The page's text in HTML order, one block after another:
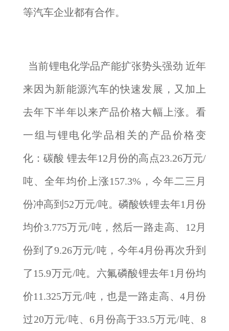
等汽车企业都有合作。
当前锂电化学品产能扩张势头强劲 近年
来因为新能源汽车的快速发展，又加上
去年下半年以来产品价格大幅上涨。看
一组与锂电化学品相关的产品价格变
化：碳酸 锂去年12月份的高点23.26万元/
吨、全年均价上涨157.3%，今年二三月
份冲高到52万元/吨。磷酸铁锂去年1月份
均价3.775万元/吨，然后一路走高、12月
份到了9.26万元/吨，今年4月份再次升到
了15.9万元/吨。六氟磷酸锂去年1月份均
价11.325万元/吨，也是一路走高、4月份
过20万元/吨、6月份高于33.5万元/吨、8